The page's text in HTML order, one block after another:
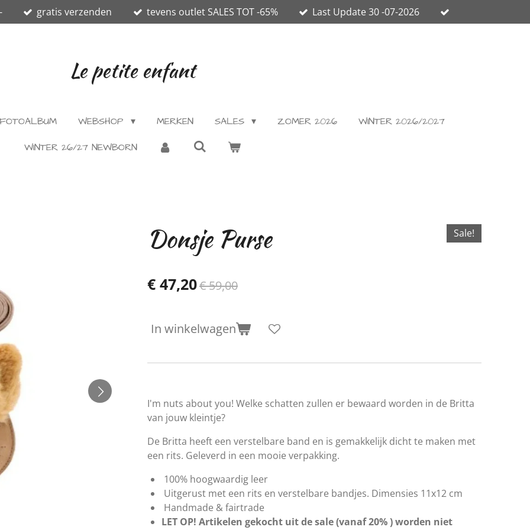
gratis verzenden tevens outlet SALES TOT -65% Last Update 30 -07-2026
Le petite enfant
FOTOALBUM WEBSHOP MERKEN SALES ZOMER 2026
WINTER 2026/2027
WINTER 26/27 NEWBORN
Donsje Purse Sale!
€ 47,20€ 59,00
In winkelwagen
I'm nuts about you! Welke schatten zullen er bewaard worden in de Britta
van jouw kleintje?
De Britta heeft een verstelbare band en is gemakkelijk dicht te maken met
een rits. Geleverd in een mooie verpakking.
100% hoogwaardig leer
Uitgerust met een rits en verstelbare bandjes. Dimensies 11x12 cm
Handmade & fairtrade
LET OP! Artikelen gekocht uit de sale (vanaf 20% ) worden niet